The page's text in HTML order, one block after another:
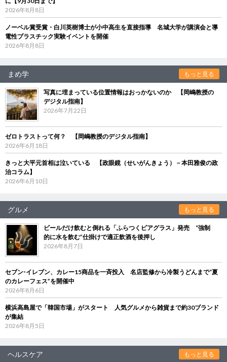
2026年8月8日
ノーベル賞受賞・白川英樹博士が小中高生を直接指導 名城大学が講演会と導
電性プラスチック実験イベントを開催
2026年8月8日
まめ学 もっと見る
写真に埋まっている位置情報はおっかないのか 【岡嶋教授の
デジタル指南】
2026年7月22日
ゼロトラストって何？ 【岡嶋教授のデジタル指南】
2026年6月18日
きっと大平元首相は泣いている 【政眼鏡（せいがんきょう）－本田雅俊の政
治コラム】
2026年6月10日
グルメ もっと見る
ビールだけ飲むと倒れる「ふらつくビアグラス」発売 “強制
的に水を飲む”仕掛けで適正飲酒を後押し
2026年8月7日
セブン‐イレブン、カレー15商品を一斉投入 名店監修から冷製うどんまで“夏
のカレーフェス”を開催中
2026年8月6日
横浜高島屋で「韓国市場」がスタート 人気グルメから雑貨まで約30ブランド
が集結
2026年8月5日
ヘルスケア もっと見る